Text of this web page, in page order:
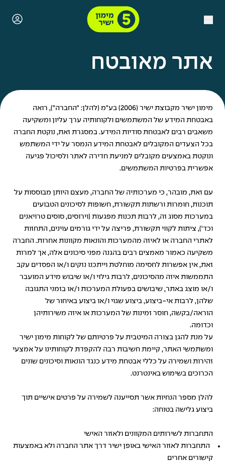
אתר מאובטח
מימון ישיר מקבוצת ישיר (2006) בע"מ (להלן: "החברה"), רואה
באבטחת המידע של המשתמשים ולקוחותיה ערך עליון ומשקיעה
משאבים רבים לאבטחת סודיות המידע. במסגרת זאת, נוקטת החברה
בכל הצעדים המקובלים לאבטחת המידע הנמסר על ידי המשתמש
ונוקטת באמצעים מקובלים למניעת חדירה לאתר ולסיכול פגיעה
אפשרית בפרטיות המשתמשים.
עם זאת, מובהר, כי מערכותיה של החברה, מעצם היותן מבוססות על
תוכנות, חומרות ורשתות תקשורת, חשופות לסיכונים הטבועים
במערכות מסוג זה, לרבות תכנות מפגעות (וירוסים, סוסים טרויאנים
וכד'), ציתות לקווי תקשורת, פריצה על ידי גורמים עוינים, התחזות
לאתרי החברה או לאיזה מהמערכות והונאות מקוונות אחרות. החברה
משקיעה כאמור מאמצים רבים בהגנה מפני סיכונים אלה, אך למרות
זאת, אין אפשרות לחסימה מוחלטת וייתכנו נזקים ו/או הפסדים עקב
התממשות איזה מהסיכונים, לרבות גילוי ו/או שיבוש מידע המועבר
ו/או מוצג באתר, שיבושים בפעולת המערכות ו/או בזמני התגובה
שלהן, לרבות אי-ביצוע, ביצוע שגוי ו/או ביצוע באיחור של
הוראה/בקשה, חוסר זמינות של המערכות או איזה משירותיהן
וכדומה.
על מנת להגן בצורה המיטבית על פרטיותם של לקוחות מימון ישיר
ומשתמשי האתר, קיימת חשיבות רבה להקפדת לקוחותינו על אמצעי
זהירות ושמירה על כללי אבטחת מידע כנגד הונאות וסיכונים שונים
הכרוכים בשימוש באינטרנט.
להלן מספר הנחיות אשר תסייענה לשמירה על פרטים אישיים תוך
ביצוע גלישה בטוחה:
התחברות לשירותים המקוונים ולאזור האישי
התחברות לאזור האישי באופן ישיר דרך אתר החברה ולא באמצעות
קישורים אחרים